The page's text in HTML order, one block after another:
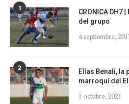
1
CRONICA DH7
del grupo
4 septiembre,
2
Elías Benali, la
marroquí del
1 octubre, 2021